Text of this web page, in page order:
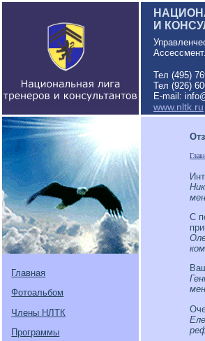
И
Тел (495)
Тел (926)
E-mail:
www.nltk.ru
Главная
Фотоальбом
Члены НЛТК
Программы
С